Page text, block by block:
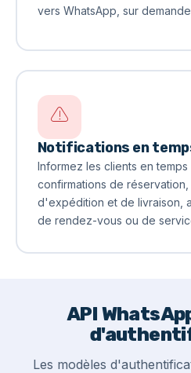
vers WhatsApp, sur
Notifications en
Informez les clients en
confirmations de
d'expédition et de livraison,
de rendez-vous ou de
API
Les modèles